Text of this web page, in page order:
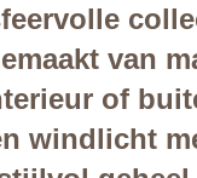
van
of
windlicht